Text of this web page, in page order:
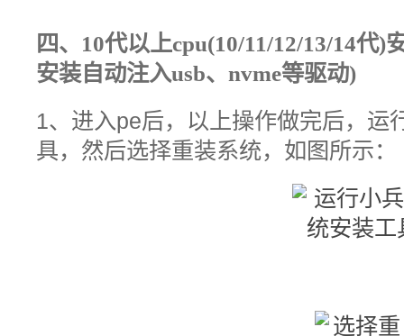
四、 10代以上cpu(10/11/12/13/14代)
安装自动注入usb、nvme等驱动)
1、进入pe后，以 上操作做完后， 运
具，然后选择重装系统， 如图所示：